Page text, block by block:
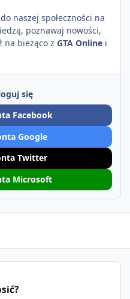
do naszej społeczności na
poznawaj nowości,
na bieżąco z GTA Online i
się
Facebook
Google
Twitter
Microsoft